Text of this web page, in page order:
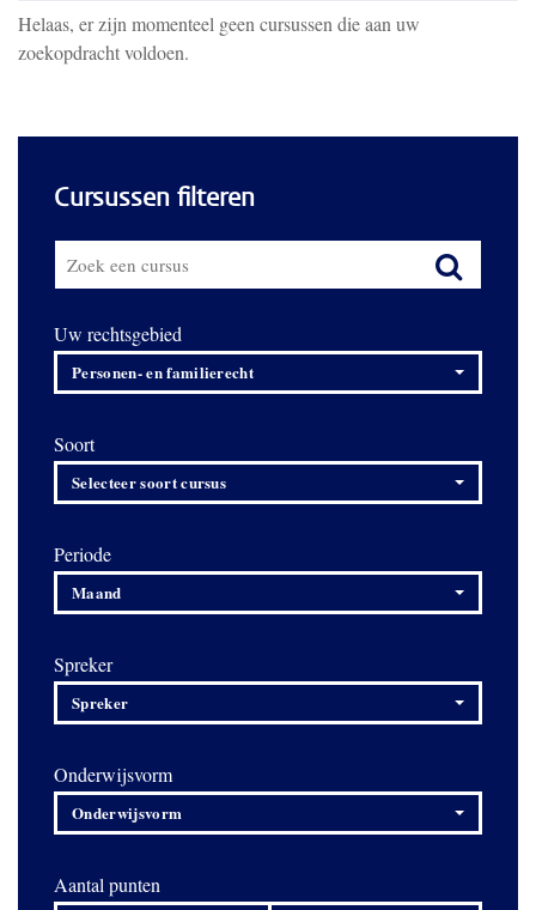
Helaas, er zijn momenteel geen cursussen die aan uw
zoekopdracht voldoen.
Cursussen filteren
Uw rechtsgebied
Personen- en familierecht
Soort
Selecteer soort cursus
Periode
Maand
Spreker
Spreker
Onderwijsvorm
Onderwijsvorm
Aantal punten